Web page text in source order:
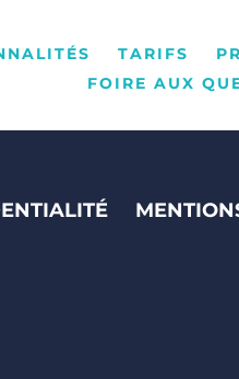
TARIFS
FOIRE AUX